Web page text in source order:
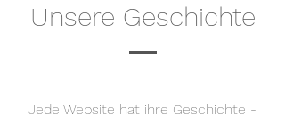
Unsere Geschichte
Jede Website hat ihre Geschichte -